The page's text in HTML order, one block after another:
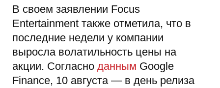
В своем заявлении Focus
Entertainment также отметила, что в
последние недели у компании
выросла волатильность цены на
акции. Согласно данным Google
Finance, 10 августа — в день релиза